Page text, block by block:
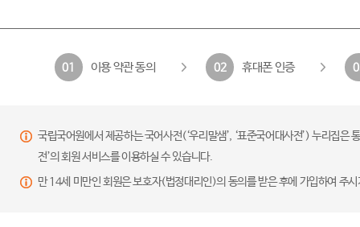
01 이용 약관 동의 02 휴대폰 인증
국립국어원에서 제공하는 국어사전(‘우리말샘’, ‘표준국어대사전’) 누리집
전’의 회원 서비스를 이용하실 수 있습니다.
만 14세 미만인 회원은 보호자(법정대리인)의 동의를 받은 후에 가입하여 주